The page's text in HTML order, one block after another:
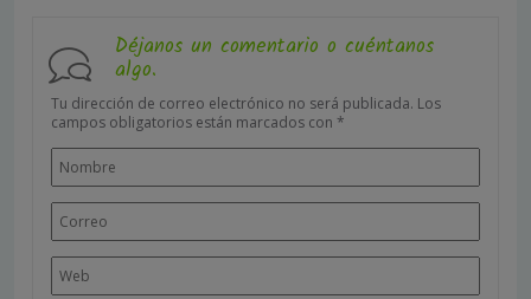
Déjanos un comentario o cuéntanos
algo.
Tu dirección de correo electrónico no será publicada. Los
campos obligatorios están marcados con *